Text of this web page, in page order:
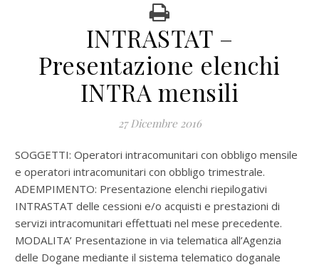
INTRASTAT –
Presentazione elenchi
INTRA mensili
27 Dicembre 2016
SOGGETTI: Operatori intracomunitari con obbligo mensile
e operatori intracomunitari con obbligo trimestrale.
ADEMPIMENTO: Presentazione elenchi riepilogativi
INTRASTAT delle cessioni e/o acquisti e prestazioni di
servizi intracomunitari effettuati nel mese precedente.
MODALITA’ Presentazione in via telematica all’Agenzia
delle Dogane mediante il sistema telematico doganale